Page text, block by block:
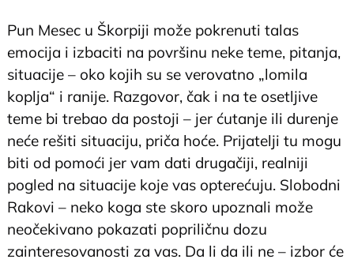
Pun Mesec u Škorpiji može pokrenuti talas
emocija i izbaciti na površinu neke teme, pitanja,
situacije – oko kojih su se verovatno „lomila
koplja“ i ranije. Razgovor, čak i na te osetljive
teme bi trebao da postoji – jer ćutanje ili durenje
neće rešiti situaciju, priča hoće. Prijatelji tu mogu
biti od pomoći jer vam dati drugačiji, realniji
pogled na situacije koje vas opterećuju. Slobodni
Rakovi – neko koga ste skoro upoznali može
neočekivano pokazati popriličnu dozu
zainteresovanosti za vas. Da li da ili ne – izbor će